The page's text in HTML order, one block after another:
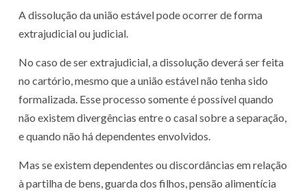
A dissolução da união estável pode ocorrer de forma
extrajudicial ou judicial.
No caso de ser extrajudicial, a dissolução deverá ser feita
no cartório, mesmo que a união estável não tenha sido
formalizada. Esse processo somente é possível quando
não existem divergências entre o casal sobre a separação,
e quando não há dependentes envolvidos.
Mas se existem dependentes ou discordâncias em relação
à partilha de bens, guarda dos filhos, pensão alimentícia